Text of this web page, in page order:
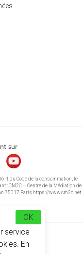
sur
1 du Code de la consommation, le
: CM2C – Centre de la Médiation de
75017 Paris https://www.cm2c.net
service
En
OK